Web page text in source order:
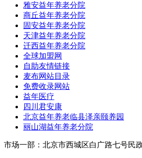
雅安益年养老分院
商丘益年养老分院
固安益年养老分院
天津益年养老分院
迁西益年养老分院
全球加盟网
自助友情链接
麦布网站目录
免费收录网站
益年医疗
四川君安康
北京益年养老临县泽亲颐养园
丽山湖益年养老分院
市场一部：北京市西城区白广路七号民